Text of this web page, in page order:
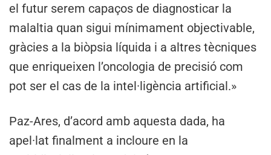
el futur serem capaços de diagnosticar la
malaltia quan sigui mínimament objectivable,
gràcies a la biòpsia líquida i a altres tècniques
que enriqueixen l’oncologia de precisió com
pot ser el cas de la intel·ligència artificial.»
Paz-Ares, d’acord amb aquesta dada, ha
apel·lat finalment a incloure en la